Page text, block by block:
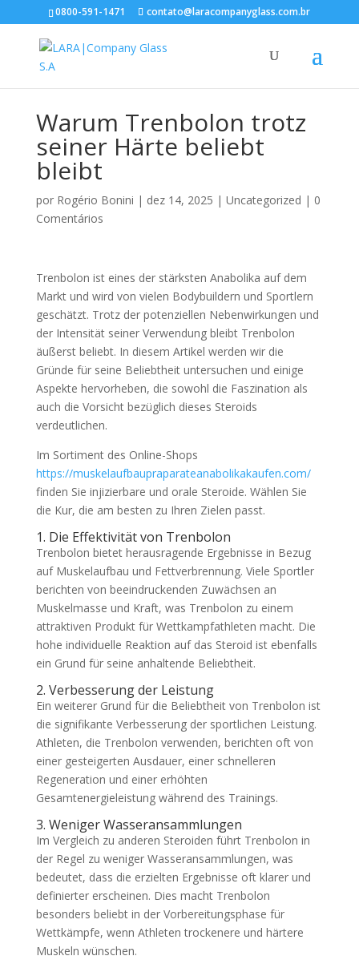
0800-591-1471 contato@laracompanyglass.com.br
Warum Trenbolon trotz
seiner Härte beliebt
bleibt
por Rogério Bonini | dez 14, 2025 | Uncategorized | 0
Comentários
Trenbolon ist eines der stärksten Anabolika auf dem
Markt und wird von vielen Bodybuildern und Sportlern
geschätzt. Trotz der potenziellen Nebenwirkungen und
der Intensität seiner Verwendung bleibt Trenbolon
äußerst beliebt. In diesem Artikel werden wir die
Gründe für seine Beliebtheit untersuchen und einige
Aspekte hervorheben, die sowohl die Faszination als
auch die Vorsicht bezüglich dieses Steroids
verdeutlichen.
Im Sortiment des Online-Shops
https://muskelaufbaupraparateanabolikakaufen.com/
finden Sie injizierbare und orale Steroide. Wählen Sie
die Kur, die am besten zu Ihren Zielen passt.
1. Die Effektivität von Trenbolon
Trenbolon bietet herausragende Ergebnisse in Bezug
auf Muskelaufbau und Fettverbrennung. Viele Sportler
berichten von beeindruckenden Zuwächsen an
Muskelmasse und Kraft, was Trenbolon zu einem
attraktiven Produkt für Wettkampfathleten macht. Die
hohe individuelle Reaktion auf das Steroid ist ebenfalls
ein Grund für seine anhaltende Beliebtheit.
2. Verbesserung der Leistung
Ein weiterer Grund für die Beliebtheit von Trenbolon ist
die signifikante Verbesserung der sportlichen Leistung.
Athleten, die Trenbolon verwenden, berichten oft von
einer gesteigerten Ausdauer, einer schnelleren
Regeneration und einer erhöhten
Gesamtenergieleistung während des Trainings.
3. Weniger Wasseransammlungen
Im Vergleich zu anderen Steroiden führt Trenbolon in
der Regel zu weniger Wasseransammlungen, was
bedeutet, dass die erzielten Ergebnisse oft klarer und
definierter erscheinen. Dies macht Trenbolon
besonders beliebt in der Vorbereitungsphase für
Wettkämpfe, wenn Athleten trockenere und härtere
Muskeln wünschen.